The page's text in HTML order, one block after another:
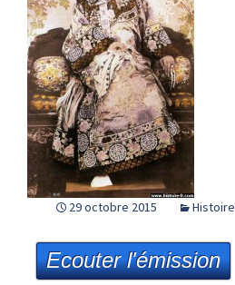
29 octobre 2015 Histoire
Ecouter l'émission